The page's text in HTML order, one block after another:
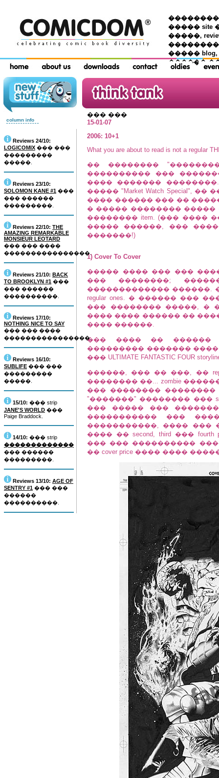
���������
����� site
�����,
����� blog,
������
column info
Reviews 24/10:
LOGICOMIX ��� ���
���������
�����.
Reviews 23/10:
SOLOMON KANE #1 ���
��� ������
���������.
Reviews 22/10: THE
AMAZING REMARKABLE
MONSIEUR LEOTARD
��� ��� ����
����������������.
Reviews 21/10: BACK
TO BROOKLYN #1 ���
��� ������
����������.
Reviews 17/10:
NOTHING NICE TO SAY
��� ��� ����
����������������.
Reviews 16/10:
SUBLIFE ��� ���
���������
�����.
15/10: ��� strip
JANE'S WORLD ���
Paige Braddock.
14/10: ��� strip
�������������
��� ������
���������.
Reviews 13/10: AGE OF
SENTRY #1 ��� ���
������
����������.
��� ���
15-01-07
2006: 10+1
What you are about to read is not a regular
�� ��������
���������� ���
���� �������
����� "Market Watch
���� ������ ��� ��
� ����� ��������
�������� item. (��� ����
����� ������, ���
�������!)
1) Cover To Cover
����� ���� ��� ���
��� ��������;
������������� ������. ���
regular ones. � ������ ���
��� �������� �����, �
���� ���� ������ ��
���� ������.
��� ���� �� ������
��������� ������� ����: ��
��� ULTIMATE FANTASTIC FOUR
������, ��� �� ���, ��
�������� ��... zombie
��� �������� ��������
"�������" �������� ���
��� ����� ���
����������� ���
�����������, ���� ���
���� �� second, third ���
��� ��� ����������
�� cover price ���� ����